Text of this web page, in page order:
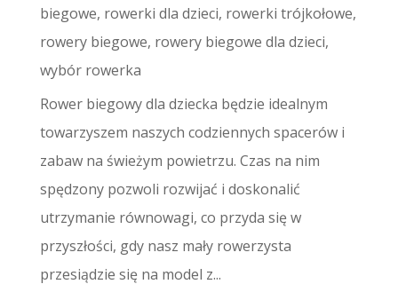
biegowe, rowerki dla dzieci, rowerki trójkołowe,
rowery biegowe, rowery biegowe dla dzieci,
wybór rowerka
Rower biegowy dla dziecka będzie idealnym
towarzyszem naszych codziennych spacerów i
zabaw na świeżym powietrzu. Czas na nim
spędzony pozwoli rozwijać i doskonalić
utrzymanie równowagi, co przyda się w
przyszłości, gdy nasz mały rowerzysta
przesiądzie się na model z...